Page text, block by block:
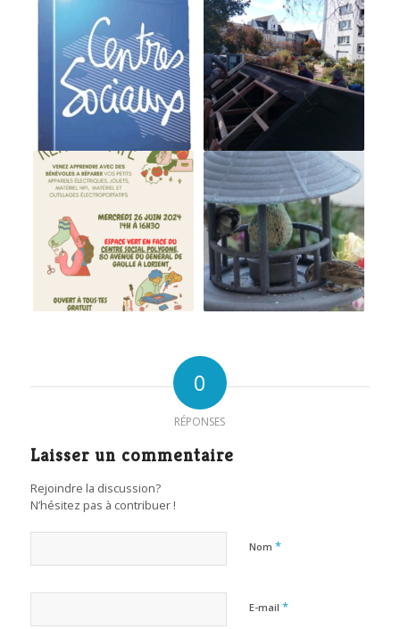
0
RÉPONSES
Laisser un commentaire
Rejoindre la discussion?
N’hésitez pas à contribuer !
Nom *
E-mail *